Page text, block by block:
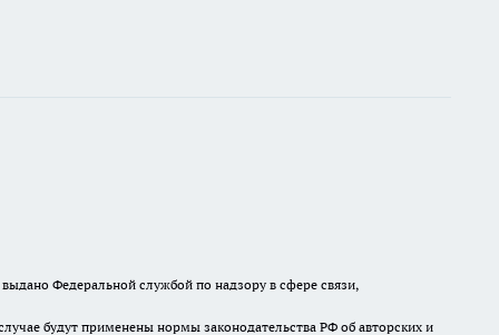
Федеральной службой по надзору в сфере связи,
будут применены нормы законодательства РФ об авторских и